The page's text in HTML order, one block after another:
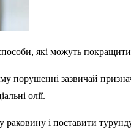
які можуть
порушенні зазвичай
олії.
і поставити